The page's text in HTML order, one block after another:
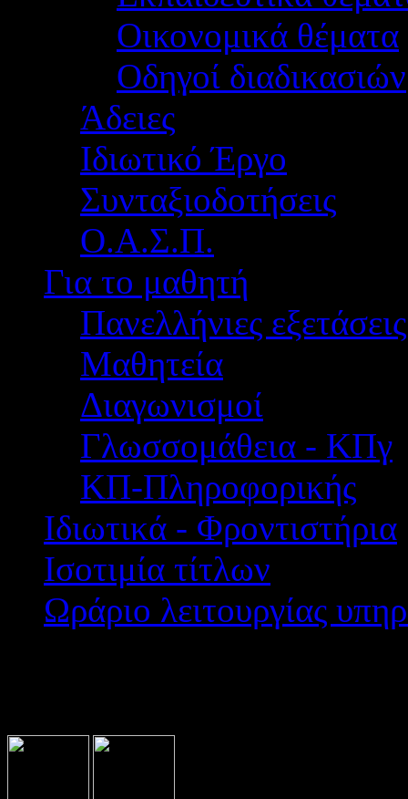
Οικονομικά θέματα
Οδηγοί διαδικασιών
Άδειες
Ιδιωτικό Έργο
Συνταξιοδοτήσεις
Ο.Α.Σ.Π.
Για το μαθητή
Πανελλήνιες εξετάσεις
Μαθητεία
Διαγωνισμοί
Γλωσσομάθεια - ΚΠγ
ΚΠ-Πληροφορικής
Ιδιωτικά - Φροντιστήρια
Ισοτιμία τίτλων
Ωράριο λειτουργίας